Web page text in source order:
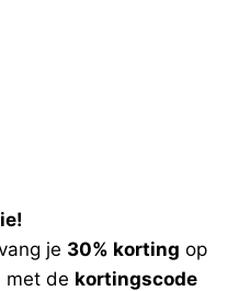
je 30% korting op
met de kortingscode